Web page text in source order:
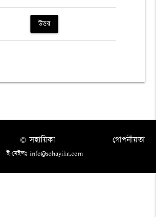
উত্তর
গোপনীয়তা
© সহায়িকা
ই-মেইলঃ info@sohayika.com